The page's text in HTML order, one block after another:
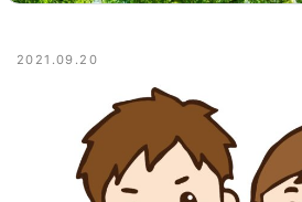
2021.09.20